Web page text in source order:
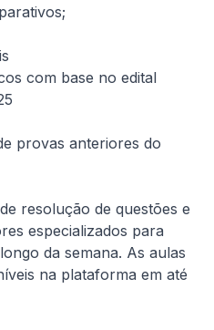
com base no edital
provas anteriores do
resolução de questões e
especializados para
da semana. As aulas
na plataforma em até